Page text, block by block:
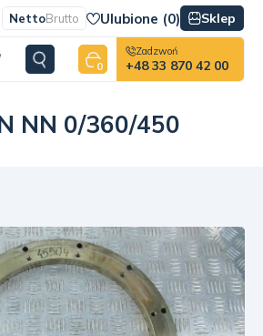
NettoBrutto Ulubione (0) Sklep
0
Zadzwoń
+48 33 870 42 00
NN 0/360/450